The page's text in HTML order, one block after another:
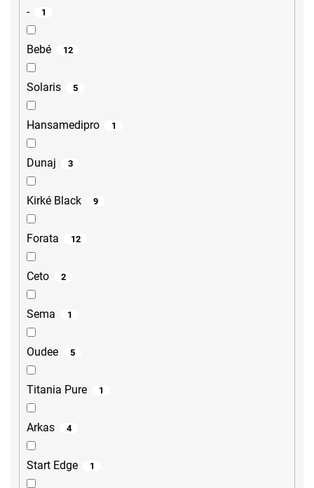
- 1
Bebé 12
Solaris 5
Hansamedipro 1
Dunaj 3
Kirké Black 9
Forata 12
Ceto 2
Sema 1
Oudee 5
Titania Pure 1
Arkas 4
Start Edge 1